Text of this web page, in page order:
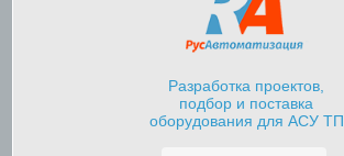
Разработка проектов,
подбор и поставка
оборудования для АСУ ТП